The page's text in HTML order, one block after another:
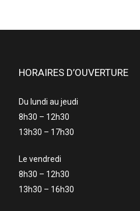
HORAIRES D’OUVERTURE
Du lundi au jeudi
8h30 – 12h30
13h30 – 17h30
Le vendredi
8h30 – 12h30
13h30 – 16h30